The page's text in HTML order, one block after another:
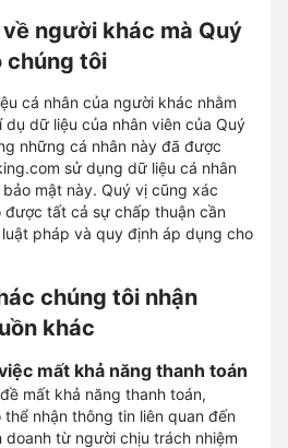
người khác mà Quý
chúng tôi
cá nhân của người khác nhằm
dữ liệu của nhân viên của Quý
những cá nhân này đã được
sử dụng dữ liệu cá nhân
mật này. Quý vị cũng xác
được tất cả sự chấp thuận cần
pháp và quy định áp dụng cho
chúng tôi nhận
khác
mất khả năng thanh toán
mất khả năng thanh toán,
thể nhận thông tin liên quan đến
doanh từ người chịu trách nhiệm